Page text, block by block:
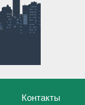
Контакты